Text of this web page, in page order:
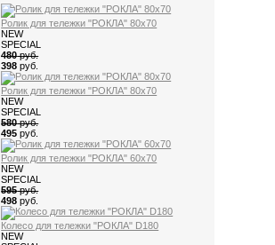
Ролик для тележки "РОКЛА" 80х70
NEW
SPECIAL
480руб.
398 руб.
Ролик для тележки "РОКЛА" 80х70
NEW
SPECIAL
580руб.
495 руб.
Ролик для тележки "РОКЛА" 60х70
NEW
SPECIAL
595руб.
498 руб.
Колесо для тележки "РОКЛА" D180
NEW